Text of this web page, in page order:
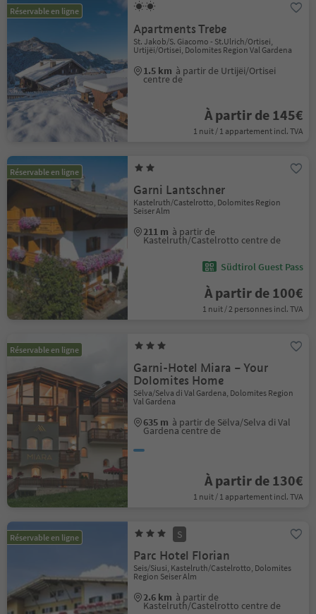
Réservable en ligne
Apartments Trebe
St. Jakob/S. Giacomo - St.Ulrich/Ortisei,
Urtijëi/Ortisei, Dolomites Region Val Gardena
1.5 km à partir de Urtijëi/Ortisei
centre de
À partir de 145€
1 nuit / 1 appartement incl. TVA
Réservable en ligne
Garni Lantschner
Kastelruth/Castelrotto, Dolomites Region
Seiser Alm
211 m à partir de
Kastelruth/Castelrotto centre de
Südtirol Guest Pass
À partir de 100€
1 nuit / 2 personnes incl. TVA
Réservable en ligne
Garni-Hotel Miara – Your
Dolomites Home
Sëlva/Selva di Val Gardena, Dolomites Region
Val Gardena
635 m à partir de Sëlva/Selva di Val
Gardena centre de
À partir de 130€
1 nuit / 1 appartement incl. TVA
Réservable en ligne S
Parc Hotel Florian
Seis/Siusi, Kastelruth/Castelrotto, Dolomites
Region Seiser Alm
2.6 km à partir de
Kastelruth/Castelrotto centre de